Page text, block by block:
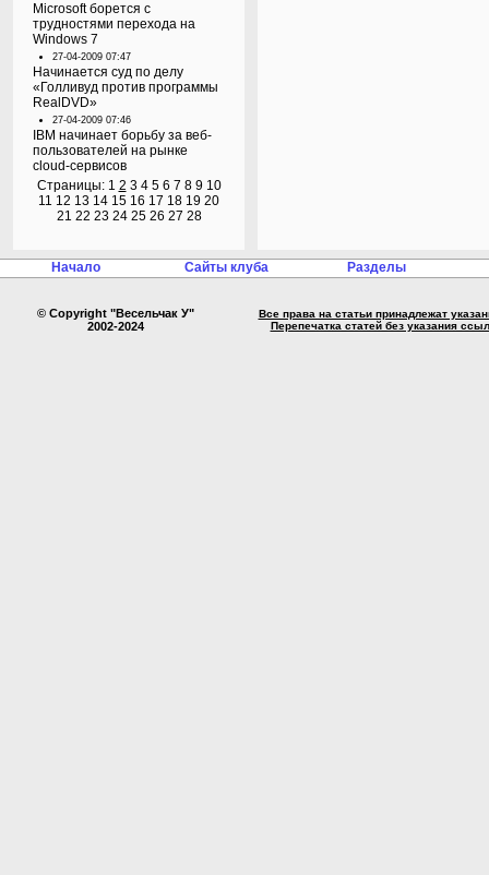
Microsoft борется с
трудностями перехода на
Windows 7
27-04-2009 07:47
Начинается суд по делу
«Голливуд против программы
RealDVD»
27-04-2009 07:46
IBM начинает борьбу за веб-
пользователей на рынке
cloud-сервисов
Страницы: 1 2 3 4 5 6 7 8 9 10
11 12 13 14 15 16 17 18 19 20
21 22 23 24 25 26 27 28
Начало Сайты клуба Разделы
© Copyright "Весельчак У"
2002-2024
Все права на статьи принадлежат
Перепечатка статей без указания